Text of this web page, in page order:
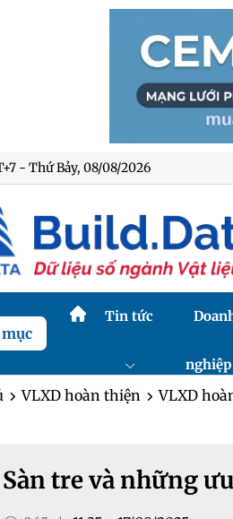
- Thứ Bảy, 08/08/2026
Tin tức
nghiệp
VLXD hoàn thiện VLXD
Sàn tre và những